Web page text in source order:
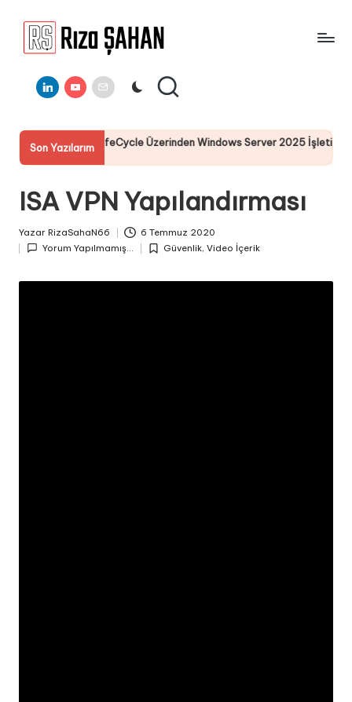
a
Ş
A
H
A
N
Bilgi
Paylaşım
LinkedinYoutube
E-
Mail
Son Yazılarım
I-DRAC LifeCycle Üzerinden Windows Server 2025 İşletim Sistemi
Temmuz 2025
ISA VPN Yapılandırması
by
Yazar RizaSahaN66
6 Temmuz 2020
Yorum Yapılmamış...
Posted
Güvenlik,Video İçerik